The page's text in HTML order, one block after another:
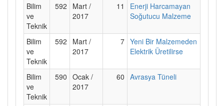
Bilim
ve
Teknik
592
Mart /
2017
11
Enerji Harcamayan
Soğutucu Malzeme
Bilim
ve
Teknik
592
Mart /
2017
7 Yeni Bir Malzemeden
Elektrik Üretilirse
Bilim
ve
Teknik
590 Ocak /
2017
60 Avrasya Tüneli